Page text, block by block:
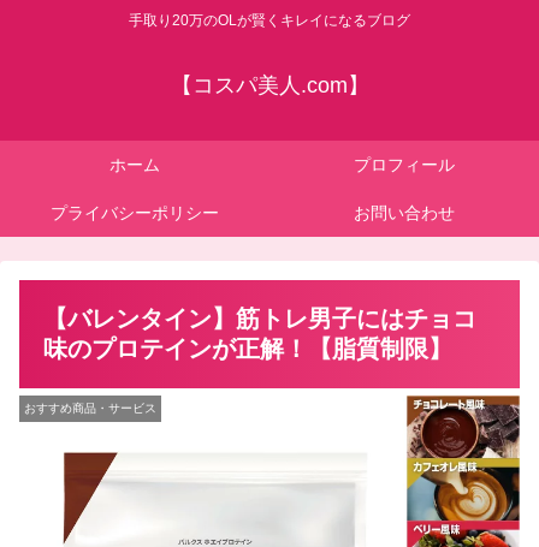
手取り20万のOLが賢くキレイになるブログ
【コスパ美人.com】
ホーム プロフィール
プライバシーポリシー お問い合わせ
【バレンタイン】筋トレ男子にはチョコ
味のプロテインが正解！【脂質制限】
おすすめ商品・サービス